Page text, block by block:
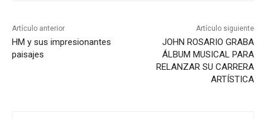
Artículo anterior
HM y sus impresionantes
paisajes
Artículo siguiente
JOHN ROSARIO GRABA
ÁLBUM MUSICAL PARA
RELANZAR SU CARRERA
ARTÍSTICA